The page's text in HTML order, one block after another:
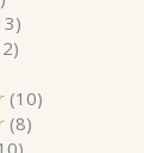
(10)
(8)